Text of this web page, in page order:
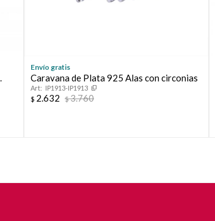
Envío gratis
Caravana de Plata 925 Alas con circonias
IP1913-IP1913
$ 2.632 $3.760